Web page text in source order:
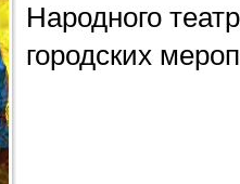
Народного
городских